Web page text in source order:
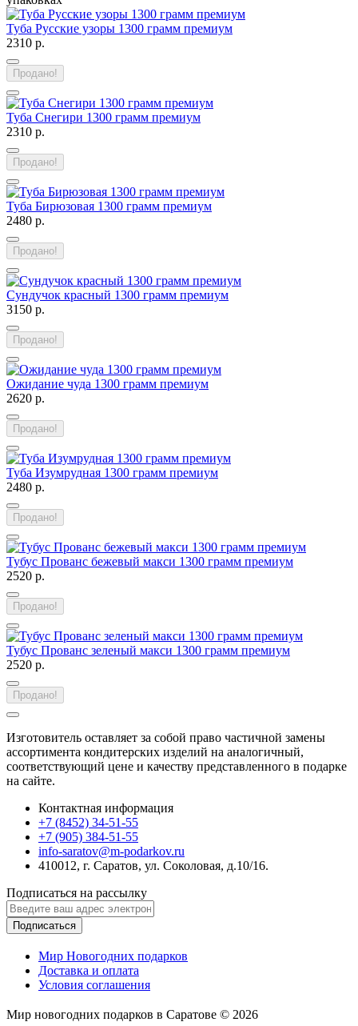
Туба Русские узоры 1300 грамм премиум
2310 р.
Продано!
Туба Снегири 1300 грамм премиум
2310 р.
Продано!
Туба Бирюзовая 1300 грамм премиум
2480 р.
Продано!
Сундучок красный 1300 грамм премиум
3150 р.
Продано!
Ожидание чуда 1300 грамм премиум
2620 р.
Продано!
Туба Изумрудная 1300 грамм премиум
2480 р.
Продано!
Тубус Прованс бежевый макси 1300 грамм премиум
2520 р.
Продано!
Тубус Прованс зеленый макси 1300 грамм премиум
2520 р.
Продано!
Изготовитель оставляет за собой право частичной замены
ассортимента кондитерских изделий на аналогичный,
соответствующий цене и качеству представленного в подарке
на сайте.
Контактная информация
+7 (8452) 34-51-55
+7 (905) 384-51-55
info-saratov@m-podarkov.ru
410012, г. Саратов, ул. Соколовая, д.10/16.
Подписаться на рассылку
Подписаться
Мир Новогодних подарков
Доставка и оплата
Условия соглашения
Мир новогодних подарков в Саратове © 2026